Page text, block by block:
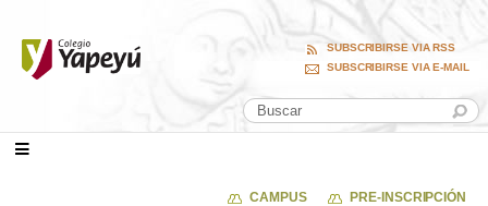
SUBSCRIBIRSE VIA RSS
SUBSCRIBIRSE VIA E-MAIL
CAMPUS PRE-INSCRIPCIÓN